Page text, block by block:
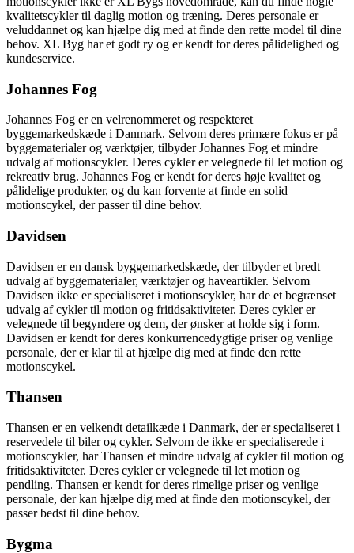
kvalitetscykler til daglig motion og træning. Deres personale er
veluddannet og kan hjælpe dig med at finde den rette model til dine
behov. XL Byg har et godt ry og er kendt for deres pålidelighed og
kundeservice.
Johannes Fog
Johannes Fog er en velrenommeret og respekteret
byggemarkedskæde i Danmark. Selvom deres primære fokus er på
byggematerialer og værktøjer, tilbyder Johannes Fog et mindre
udvalg af motionscykler. Deres cykler er velegnede til let motion og
rekreativ brug. Johannes Fog er kendt for deres høje kvalitet og
pålidelige produkter, og du kan forvente at finde en solid
motionscykel, der passer til dine behov.
Davidsen
Davidsen er en dansk byggemarkedskæde, der tilbyder et bredt
udvalg af byggematerialer, værktøjer og haveartikler. Selvom
Davidsen ikke er specialiseret i motionscykler, har de et begrænset
udvalg af cykler til motion og fritidsaktiviteter. Deres cykler er
velegnede til begyndere og dem, der ønsker at holde sig i form.
Davidsen er kendt for deres konkurrencedygtige priser og venlige
personale, der er klar til at hjælpe dig med at finde den rette
motionscykel.
Thansen
Thansen er en velkendt detailkæde i Danmark, der er specialiseret i
reservedele til biler og cykler. Selvom de ikke er specialiserede i
motionscykler, har Thansen et mindre udvalg af cykler til motion og
fritidsaktiviteter. Deres cykler er velegnede til let motion og
pendling. Thansen er kendt for deres rimelige priser og venlige
personale, der kan hjælpe dig med at finde den motionscykel, der
passer bedst til dine behov.
Bygma